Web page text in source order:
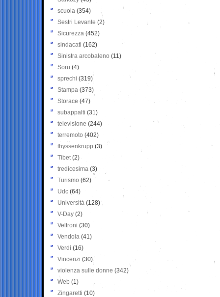
scuola (354)
Sestri Levante (2)
Sicurezza (452)
sindacati (162)
Sinistra arcobaleno (11)
Soru (4)
sprechi (319)
Stampa (373)
Storace (47)
subappalti (31)
televisione(244)
terremoto (402)
thyssenkrupp (3)
Tibet(2)
tredicesima (3)
Turismo (62)
Udc (64)
Università (128)
V-Day (2)
Veltroni (30)
Vendola (41)
Verdi (16)
Vincenzi (30)
violenza sulle donne (342)
Web (1)
Zingaretti (10)